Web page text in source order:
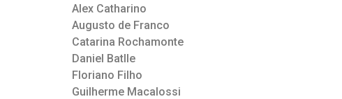
Alex Catharino
Augusto de Franco
Catarina Rochamonte
Daniel Batlle
Floriano Filho
Guilherme Macalossi